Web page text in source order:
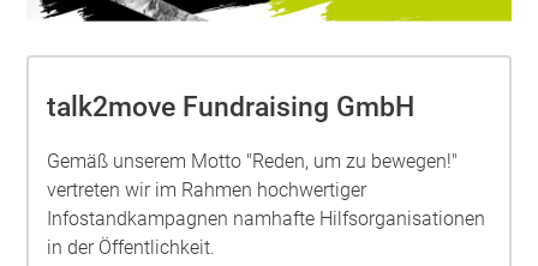
talk2move Fundraising GmbH
Gemäß unserem Motto "Reden, um zu bewegen!"
vertreten wir im Rahmen hochwertiger
Infostandkampagnen namhafte Hilfsorganisationen
in der Öffentlichkeit.